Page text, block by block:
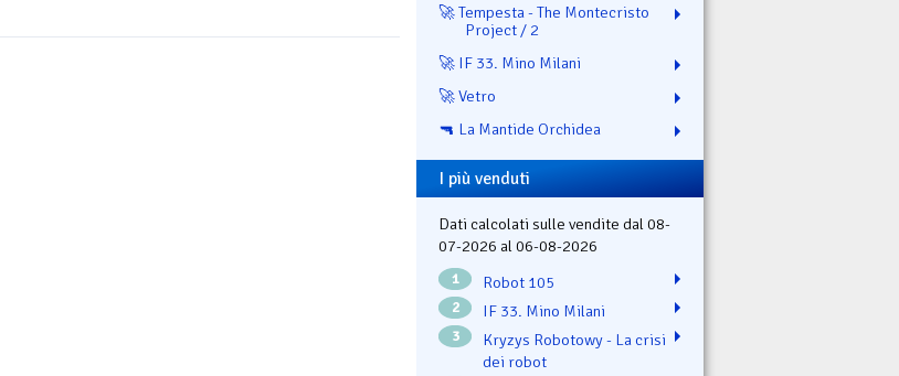
🚀 Tempesta - The Montecristo
Project / 2
🚀 IF 33. Mino Milani
🚀 Vetro
🔫 La Mantide Orchidea
I più venduti
Dati calcolati sulle vendite dal 08-
07-2026 al 06-08-2026
1 Robot 105
2 IF 33. Mino Milani
3
Kryzys Robotowy - La crisi
dei robot